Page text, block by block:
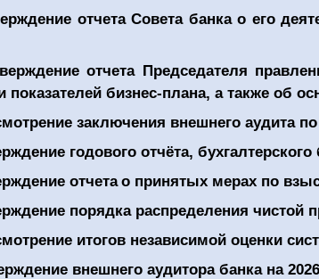
отчетаСовета банка о его
отчета Председателя
бизнес-плана, а также об
заключения внешнего аудита
годового отчёта,
отчета о принятых мерах по
порядка распределения чистой
итогов независимой оценки
внешнего аудитора банка на